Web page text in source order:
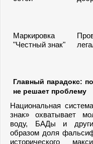
Маркировка
"Честный знак"
Главный парадокс:
не решает проблему
Национальная
знак» охватывает
воду, БАДы и
образом доля
исторического